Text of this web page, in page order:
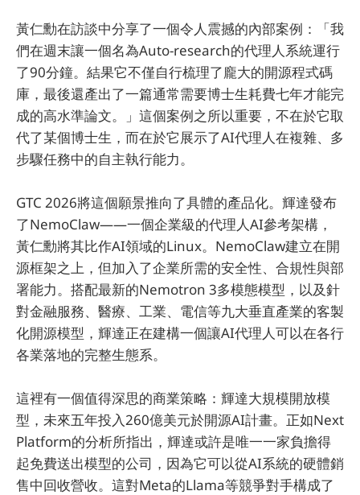
黃仁勳在訪談中分享了一個令人震撼的內部案例：「我
們在週末讓一個名為Auto-research的代理人系統運行
了90分鐘。結果它不僅自行梳理了龐大的開源程式碼
庫，最後還產出了一篇通常需要博士生耗費七年才能完
成的高水準論文。」這個案例之所以重要，不在於它取
代了某個博士生，而在於它展示了AI代理人在複雜、多
步驟任務中的自主執行能力。
GTC 2026將這個願景推向了具體的產品化。輝達發布
了NemoClaw——一個企業級的代理人AI參考架構，
黃仁勳將其比作AI領域的Linux。NemoClaw建立在開
源框架之上，但加入了企業所需的安全性、合規性與部
署能力。搭配最新的Nemotron 3多模態模型，以及針
對金融服務、醫療、工業、電信等九大垂直產業的客製
化開源模型，輝達正在建構一個讓AI代理人可以在各行
各業落地的完整生態系。
這裡有一個值得深思的商業策略：輝達大規模開放模
型，未來五年投入260億美元於開源AI計畫。正如Next
Platform的分析所指出，輝達或許是唯一一家負擔得
起免費送出模型的公司，因為它可以從AI系統的硬體銷
售中回收營收。這對Meta的Llama等競爭對手構成了